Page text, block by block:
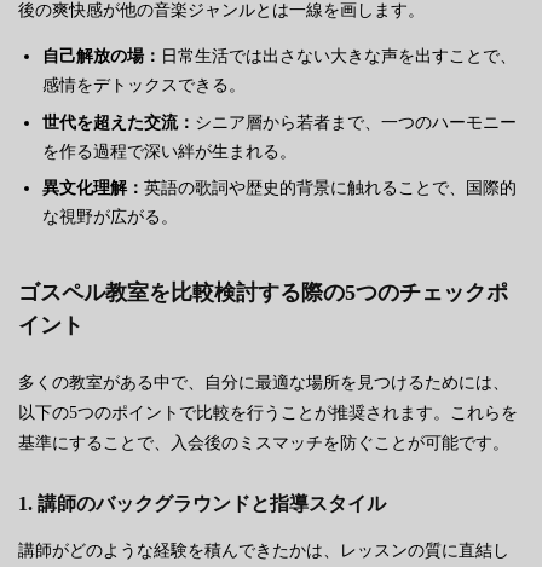
後の爽快感が他の音楽ジャンルとは一線を画します。
自己解放の場： 日常生活では出さない大きな声を出すことで、
感情をデトックスできる。
世代を超えた交流： シニア層から若者まで、一つのハーモニー
を作る過程で深い絆が生まれる。
異文化理解： 英語の歌詞や歴史的背景に触れることで、国際的
な視野が広がる。
ゴスペル教室を比較検討する際の5つのチェックポ
イント
多くの教室がある中で、自分に最適な場所を見つけるためには、
以下の5つのポイントで比較を行うことが推奨されます。これらを
基準にすることで、入会後のミスマッチを防ぐことが可能です。
1. 講師のバックグラウンドと指導スタイル
講師がどのような経験を積んできたかは、レッスンの質に直結し